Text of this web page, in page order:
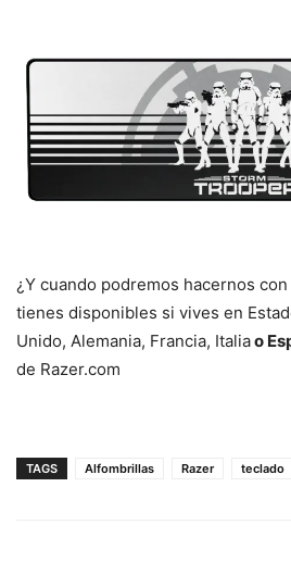
¿Y cuando podremos hacernos
tienes disponibles si vives en
Unido, Alemania, Francia, Italiao
de Razer.com
TAGS Alfombrillas Razer teclado